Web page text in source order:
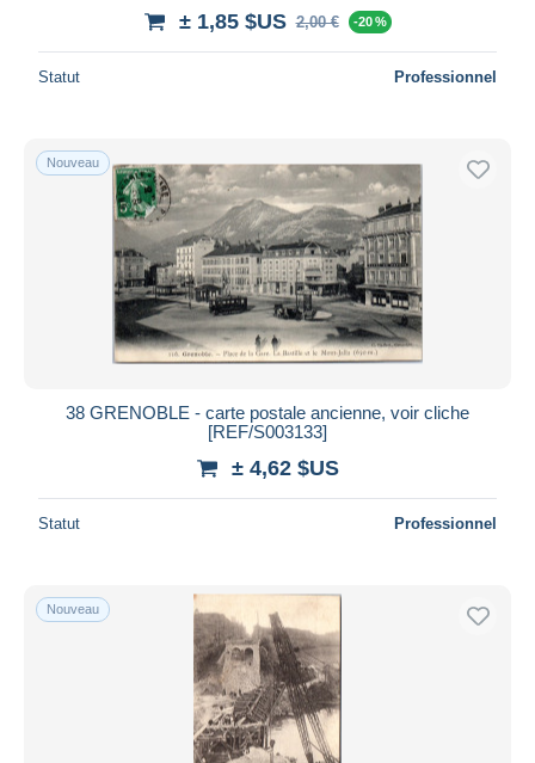
± 1,85 $US 2,00 € -20 %
Statut Professionnel
Nouveau
38 GRENOBLE - carte postale ancienne, voir cliche
[REF/S003133]
± 4,62 $US
Statut Professionnel
Nouveau